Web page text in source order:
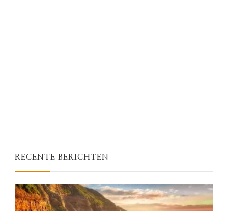
RECENTE BERICHTEN